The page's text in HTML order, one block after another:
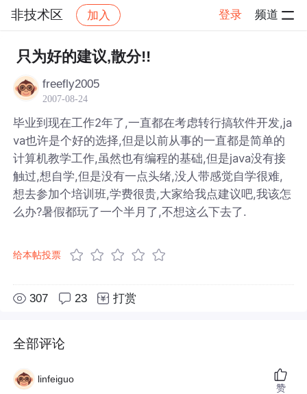
非技术区 加入 登录 频道
社区 非技术区 帖子详情
只为好的建议,散分!!
freefly2005
2007-08-24
毕业到现在工作2年了,一直都在考虑转行搞软件开发,ja
va也许是个好的选择,但是以前从事的一直都是简单的
计算机教学工作,虽然也有编程的基础,但是java没有接
触过,想自学,但是没有一点头绪,没人带感觉自学很难,
想去参加个培训班,学费很贵,大家给我点建议吧,我该怎
么办?暑假都玩了一个半月了,不想这么下去了.
给本帖投票
307 23 打赏
全部评论
linfeiguo
赞